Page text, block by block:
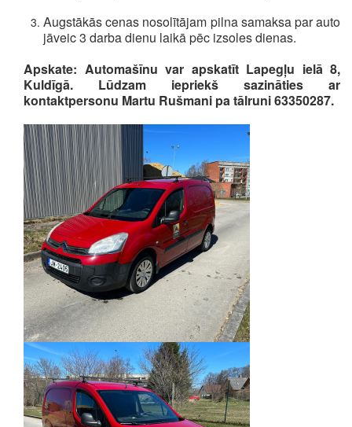
Augstākās cenas nosolītājam pilna samaksa par auto
jāveic 3 darba dienu laikā pēc izsoles dienas.
Apskate: Automašīnu var apskatīt Lapegļu ielā 8,
Kuldīgā. Lūdzam iepriekš sazināties ar
kontaktpersonu Martu Rušmani pa tālruni 63350287.